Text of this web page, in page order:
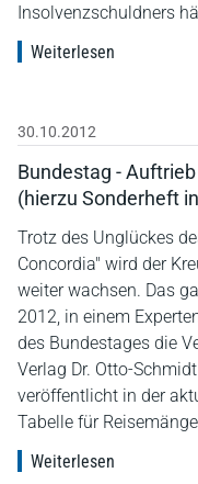
Insolvenzschuldners
Weiterlesen
30.10.2012
Bundestag -
(hierzu Sonderheft
Trotz des Unglückes
Concordia" wird der
weiter wachsen. Das
2012, in einem
des Bundestages die
Verlag Dr. Otto-
veröffentlicht in der
Tabelle für
Weiterlesen